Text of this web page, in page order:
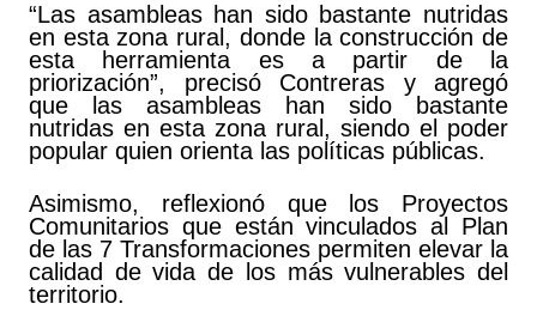
“Las asambleas han sido bastante nutridas
en esta zona rural, donde la construcción de
esta herramienta es a partir de la
priorización”, precisó Contreras y agregó
que las asambleas han sido bastante
nutridas en esta zona rural, siendo el poder
popular quien orienta las políticas públicas.
Asimismo, reflexionó que los Proyectos
Comunitarios que están vinculados al Plan
de las 7 Transformaciones permiten elevar la
calidad de vida de los más vulnerables del
territorio.